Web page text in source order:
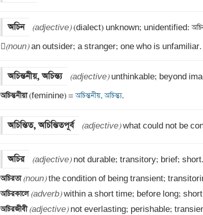
অচিন (adjective) (dialect) unknown; unidentified: অচিন
(noun) an outsider; a stranger; one who is unfamiliar.
অচিন্তনীয়, অচিন্ত্য (adjective)
অচিন্তনীয়া (feminine) = অচিন্তনীয়, অচিন্ত্য.
অচিন্তিত, অচিন্তিতপূর্ব (adjective) what could not be
অচির (adjective)
অচিরতা (noun)
অচিরকালে (adverb)
অচিরজীবী (adjective)